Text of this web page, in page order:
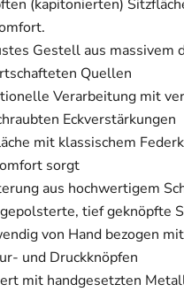
(kapitonierten)
Gestell aus massivem
Quellen
Verarbeitung mit
Eckverstärkungen
mit klassischem
sorgt
aus hochwertigem
tief geknöpfte
von Hand bezogen
und Druckknöpfen
mit handgesetzten